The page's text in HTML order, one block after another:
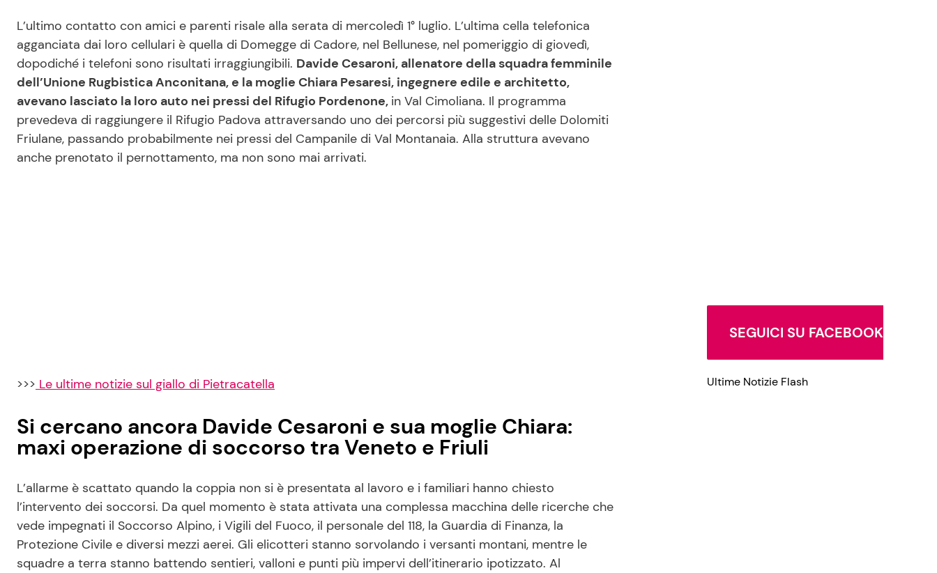
L’ultimo contatto con amici e parenti risale alla serata di mercoledì 1° luglio. L’ultima cella telefonica
agganciata dai loro cellulari è quella di Domegge di Cadore, nel Bellunese, nel pomeriggio di giovedì,
dopodiché i telefoni sono risultati irraggiungibili. Davide Cesaroni, allenatore della squadra femminile
dell’Unione Rugbistica Anconitana, e la moglie Chiara Pesaresi, ingegnere edile e architetto,
avevano lasciato la loro auto nei pressi del Rifugio Pordenone, in Val Cimoliana. Il programma
prevedeva di raggiungere il Rifugio Padova attraversando uno dei percorsi più suggestivi delle Dolomiti
Friulane, passando probabilmente nei pressi del Campanile di Val Montanaia. Alla struttura avevano
anche prenotato il pernottamento, ma non sono mai arrivati.
>>> Le ultime notizie sul giallo di Pietracatella
Si cercano ancora Davide Cesaroni e sua moglie Chiara:
maxi operazione di soccorso tra Veneto e Friuli
L’allarme è scattato quando la coppia non si è presentata al lavoro e i familiari hanno chiesto
l’intervento dei soccorsi. Da quel momento è stata attivata una complessa macchina delle ricerche che
vede impegnati il Soccorso Alpino, i Vigili del Fuoco, il personale del 118, la Guardia di Finanza, la
Protezione Civile e diversi mezzi aerei. Gli elicotteri stanno sorvolando i versanti montani, mentre le
squadre a terra stanno battendo sentieri, valloni e punti più impervi dell’itinerario ipotizzato. Al
SEGUICI SU FACEBOOK
Ultime Notizie Flash